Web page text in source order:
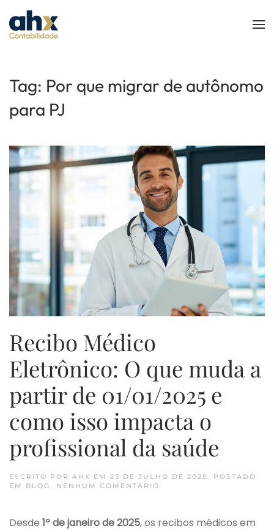
Skip to main content
Tag: Por que migrar de autônomo
para PJ
Recibo Médico
Eletrônico: O que muda a
partir de 01/01/2025 e
como isso impacta o
profissional da saúde
ESCRITO POR AHX EM 23 DE JULHO DE 2025. POSTADO
EM BLOG. NENHUM COMENTÁRIO
O
Desde 1º de janeiro de 2025, os recibos médicos em